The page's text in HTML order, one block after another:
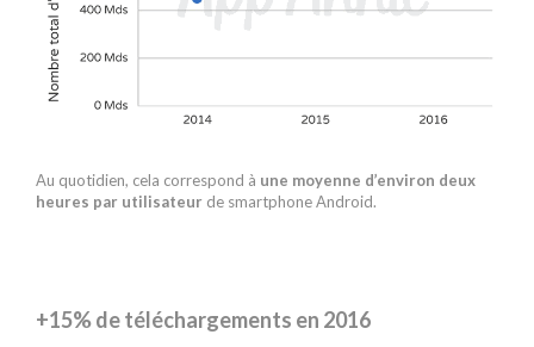
Au quotidien, cela correspond à une moyenne d’environ deux
heures par utilisateur de smartphone Android.
+15% de téléchargements en 2016